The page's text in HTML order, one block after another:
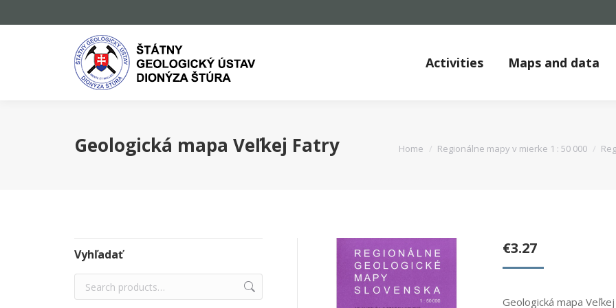
Activities Maps and data
Geologická mapa Veľkej Fatry You are here:
Home Regionálne mapy v mierke 1 : 50 000
€3.27
Geologická mapa
Vyhľadať